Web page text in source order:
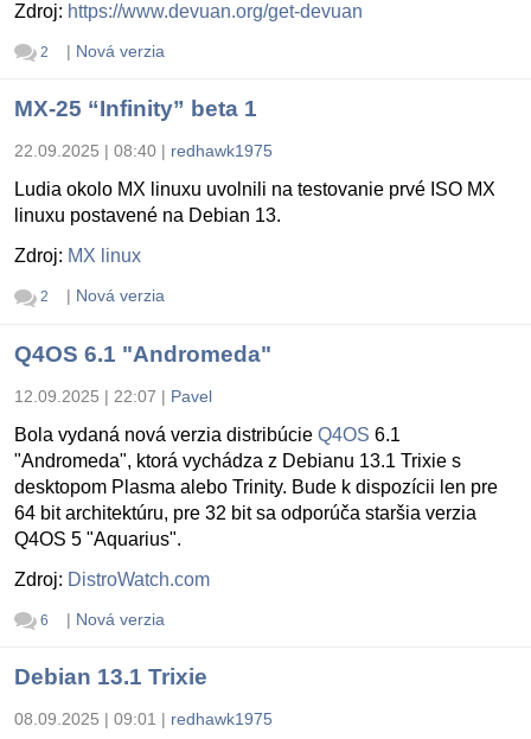
Zdroj: https://www.devuan.org/get-devuan
2 | Nová verzia
MX-25 “Infinity” beta 1
22.09.2025 | 08:40 | redhawk1975
Ludia okolo MX linuxu uvolnili na testovanie prvé ISO MX
linuxu postavené na Debian 13.
Zdroj: MX linux
2 | Nová verzia
Q4OS 6.1 "Andromeda"
12.09.2025 | 22:07 | Pavel
Bola vydaná nová verzia distribúcie Q4OS 6.1
"Andromeda", ktorá vychádza z Debianu 13.1 Trixie s
desktopom Plasma alebo Trinity. Bude k dispozícii len pre
64 bit architektúru, pre 32 bit sa odporúča staršia verzia
Q4OS 5 "Aquarius".
Zdroj: DistroWatch.com
6 | Nová verzia
Debian 13.1 Trixie
08.09.2025 | 09:01 | redhawk1975